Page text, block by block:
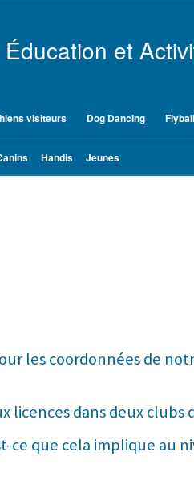
Handis Jeunes
et
visiteurs Dog Dancing Flyball
les coordonnées de
licences dans deux clubs
ce que cela implique au